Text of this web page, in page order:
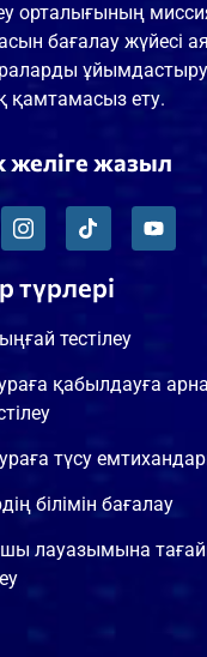
орталығының
бағалау жүйесі
қамтамасыз ету.
желіге жазыл
түрлері
тестілеу
қабылдауға
түсу
білімін бағалау
лауазымына